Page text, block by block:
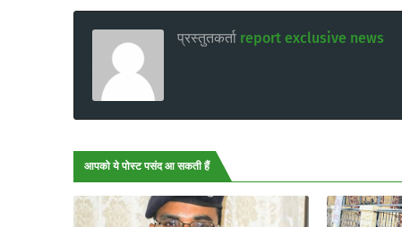
प्रस्तुतकर्ता report exclusive news
आपको ये पोस्ट पसंद आ सकती हैं